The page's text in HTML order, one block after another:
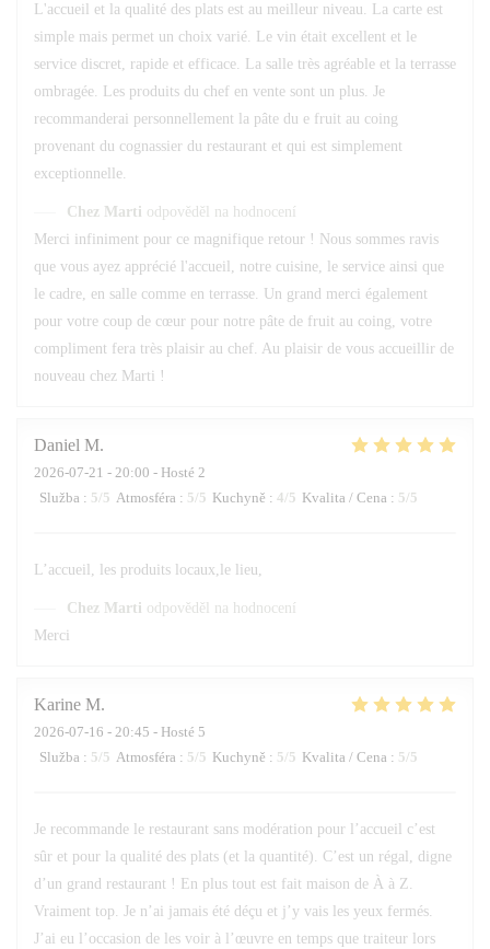
L'accueil et la qualité des plats est au meilleur niveau. La carte est
simple mais permet un choix varié. Le vin était excellent et le
service discret, rapide et efficace. La salle très agréable et la terrasse
ombragée. Les produits du chef en vente sont un plus. Je
recommanderai personnellement la pâte du e fruit au coing
provenant du cognassier du restaurant et qui est simplement
exceptionnelle.
Chez Marti odpověděl na hodnocení
Merci infiniment pour ce magnifique retour ! Nous sommes ravis
que vous ayez apprécié l'accueil, notre cuisine, le service ainsi que
le cadre, en salle comme en terrasse. Un grand merci également
pour votre coup de cœur pour notre pâte de fruit au coing, votre
compliment fera très plaisir au chef. Au plaisir de vous accueillir de
nouveau chez Marti !
Daniel M
2026-07-21 - 20:00 - Hosté 2
Služba : 5/5 Atmosféra : 5/5 Kuchyně : 4/5 Kvalita / Cena : 5/5
L’accueil, les produits locaux,le lieu,
Chez Marti odpověděl na hodnocení
Merci
Karine M
2026-07-16 - 20:45 - Hosté 5
Služba : 5/5 Atmosféra : 5/5 Kuchyně : 5/5 Kvalita / Cena : 5/5
Je recommande le restaurant sans modération pour l’accueil c’est
sûr et pour la qualité des plats (et la quantité). C’est un régal, digne
d’un grand restaurant ! En plus tout est fait maison de À à Z.
Vraiment top. Je n’ai jamais été déçu et j’y vais les yeux fermés.
J’ai eu l’occasion de les voir à l’œuvre en temps que traiteur lors